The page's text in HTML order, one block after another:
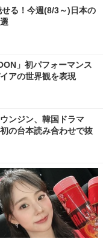
る！今週(8/3～)日本の
」初パフォーマンス
アの世界観を表現
ンジン、韓国ドラマ
の台本読み合わせで抜